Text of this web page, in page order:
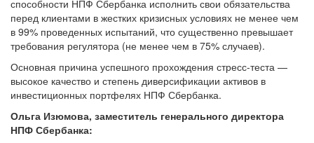
способности НПФ Сбербанка исполнить свои обязательства
перед клиентами в жестких кризисных условиях не менее чем
в 99% проведенных испытаний, что существенно превышает
требования регулятора (не менее чем в 75% случаев).
Основная причина успешного прохождения стресс-теста —
высокое качество и степень диверсификации активов в
инвестиционных портфелях НПФ Сбербанка.
Ольга Изюмова, заместитель генерального директора
НПФ Сбербанка: